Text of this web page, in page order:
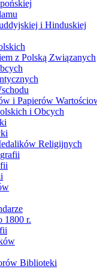
i Hinduskiej
z Polską Związanych
i Papierów
i Obcych
Religijnych
1800 r.
Biblioteki